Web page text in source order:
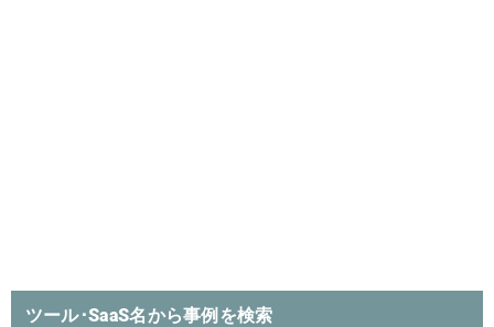
ツール･SaaS名から事例を検索